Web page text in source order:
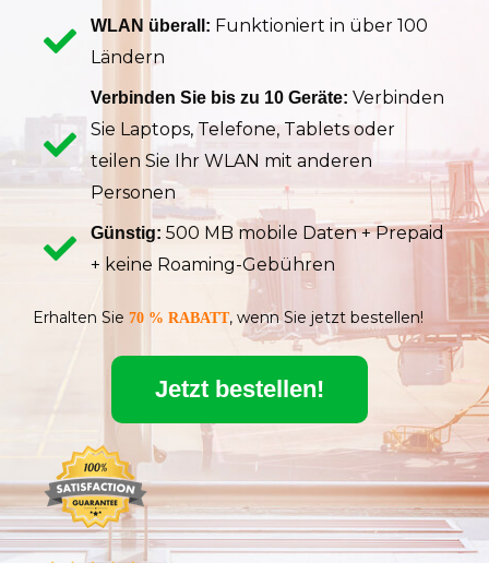
WLAN überall: Funktioniert in über 100
Ländern
Verbinden Sie bis zu 10 Geräte: Verbinden
Sie Laptops, Telefone, Tablets oder
teilen Sie Ihr WLAN mit anderen
Personen
Günstig: 500 MB mobile Daten + Prepaid
+ keine Roaming-Gebühren
Erhalten Sie 70 % RABATT, wenn Sie jetzt bestellen!
Jetzt bestellen!